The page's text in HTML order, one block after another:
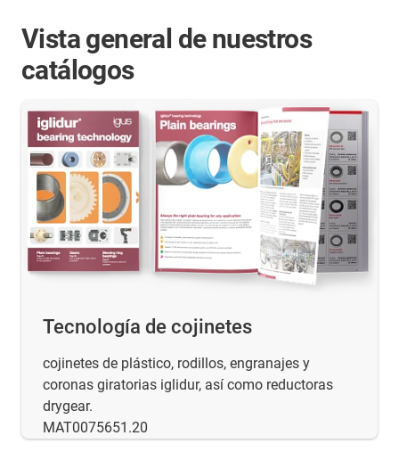
Vista general de nuestros
catálogos
Tecnología de cojinetes
cojinetes de plástico, rodillos, engranajes y
coronas giratorias iglidur, así como reductoras
drygear.
MAT0075651.20